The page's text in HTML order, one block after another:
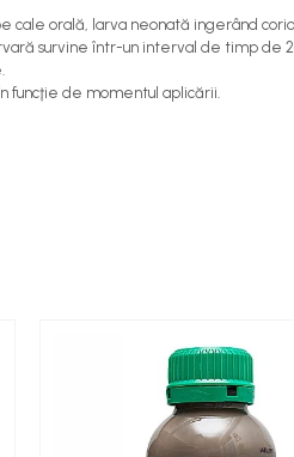
orală, larva neonată ingerând
survine într-un interval de timp de
funcţie de momentul aplicării.